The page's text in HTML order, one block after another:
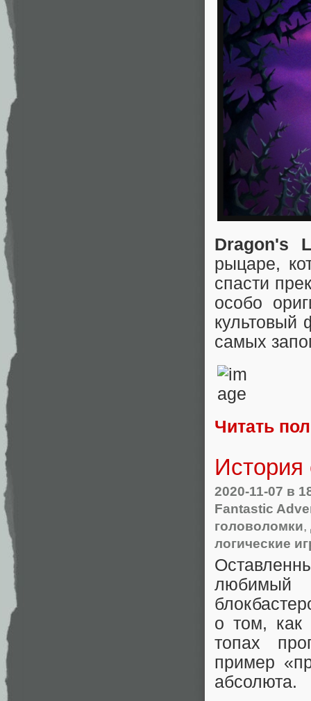
Dragon's
рыцаре,
спасти
особо
культовый
самых
Читать
История
2020-11-07 в
Fantastic
головоломки,
логические
любимый
о том, как
топах
пример
абсолюта.